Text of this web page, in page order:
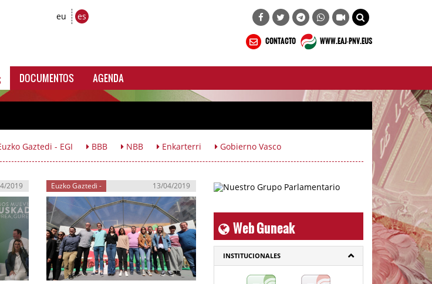
eu es
CONTACTO WWW.EAJ-PNV.EUS
DOCUMENTOS AGENDA
Gaztedi - EGI BBB NBB Enkarterri Gobierno Vasco
2019
Euzko Gaztedi -
EGI
13/04/2019
Web Guneak
INSTITUCIONALES